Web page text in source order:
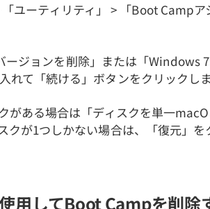
ユーティリティ」 > 「Boot Camp
ージョンを削除」または「Windows
て「続ける」ボタンをクリックしま
がある場合は「ディスクを単一
クが1つしかない場合は、「復元」
用してBoot Campを削除